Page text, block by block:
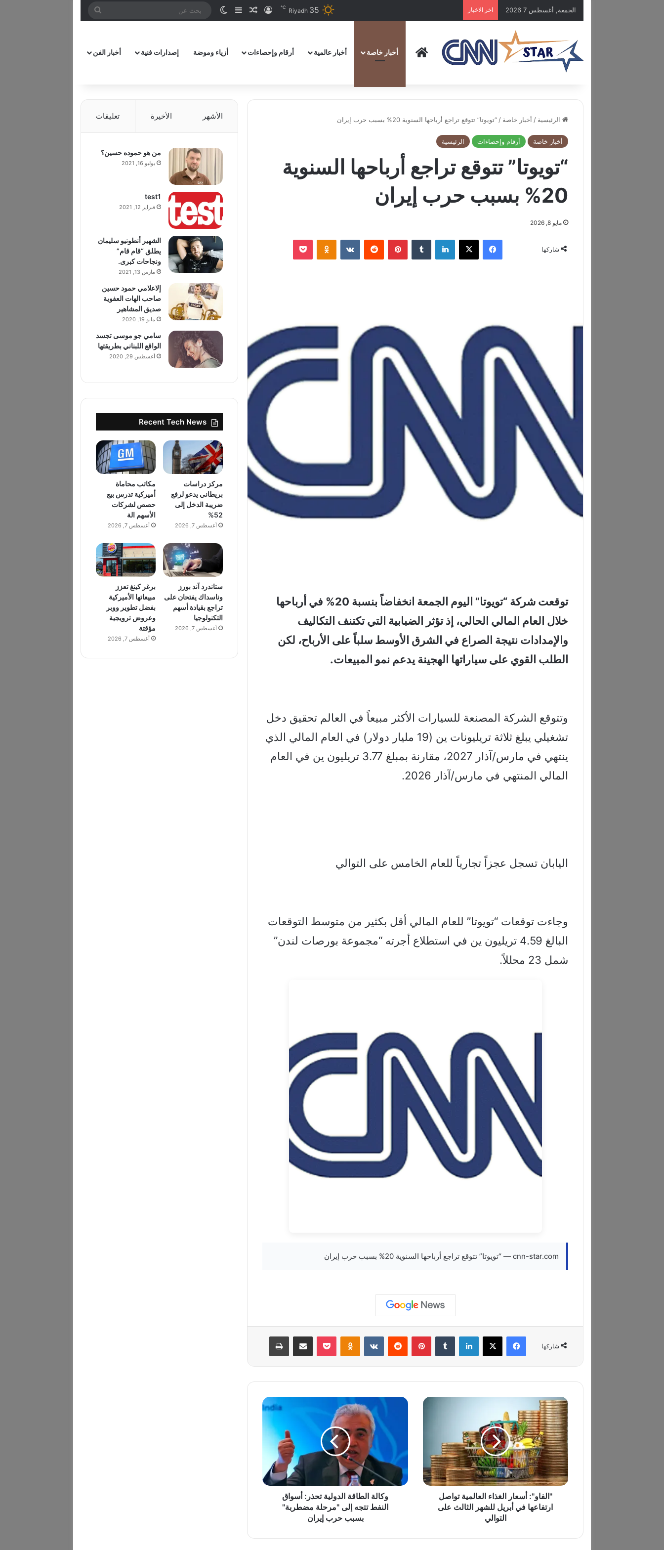
الجمعة, أغسطس 7 2026 اخر الاخبار Riyadh 35
℃ تسجيل الدخول
مقال عشوائي
إضافة عمود جانبي
الوضع المظلم
HOMEأخبار خاصة أخبار عالمية أرقام وإحصاءات أزياء وموضة إصدارات فنية أخبار الفن
الرئيسية / أخبار خاصة / “تويوتا” تتوقع تراجع أرباحها السنوية 20% بسبب حرب إيران
أخبار خاصة أرقام وإحصاءات الرئيسية
“تويوتا” تتوقع تراجع أرباحها السنوية
20% بسبب حرب إيران
مايو 8, 2026
شاركها
فيسبوك ‫X لينكدإن ‏Tumblr بينتيريست ‏Reddit
‏VKontakte
Odnoklassniki
‫Pocket
توقعت شركة “تويوتا” اليوم الجمعة انخفاضاً بنسبة 20% في أرباحها
خلال العام المالي الحالي، إذ تؤثر الضبابية التي تكتنف التكاليف
والإمدادات نتيجة الصراع في الشرق الأوسط سلباً على الأرباح، لكن
الطلب القوي على سياراتها الهجينة يدعم نمو المبيعات.
وتتوقع الشركة المصنعة للسيارات الأكثر مبيعاً في العالم تحقيق دخل
تشغيلي يبلغ ثلاثة تريليونات ين (19 مليار دولار) في العام المالي الذي
ينتهي في مارس/آذار 2027، مقارنة بمبلغ 3.77 تريليون ين في العام
المالي المنتهي في مارس/آذار 2026.
اليابان تسجل عجزاً تجارياً للعام الخامس على التوالي
وجاءت توقعات “تويوتا” للعام المالي أقل بكثير من متوسط التوقعات
البالغ 4.59 تريليون ين في استطلاع أجرته “مجموعة بورصات لندن”
شمل 23 محللاً.
cnn-star.com — “تويوتا” تتوقع تراجع أرباحها السنوية 20% بسبب حرب إيران
شاركها
فيسبوك ‫X لينكدإن ‏Tumblr بينتيريست ‏Reddit
‏VKontakte
Odnoklassniki
‫Pocket مشاركة عبر البريد طباعة
"
ا
ل
ف
ا
و
"
:
أ
ا
"الفاو": أسعار الغذاء العالمية تواصل
ارتفاعها في أبريل للشهر الثالث على
التوالي
و
ا
ط
ا
د
وكالة الطاقة الدولية تحذر: أسواق
النفط تتجه إلى "مرحلة مضطربة"
بسبب حرب إيران
الأشهر الأخيرة تعليقات
من هو حموده حسين؟
يوليو 16, 2021
test1
فبراير 12, 2021
الشهير أنطونيو سليمان
يطلق “قام قام”
ونجاحات كبرى.
مارس 13, 2021
إلاعلامي حمود حسين
صاحب الهات العفوية
صديق المشاهير
مايو 19, 2020
سامي جو موسى تجسد
الواقع اللبناني بطريقتها
أغسطس 29, 2020
Recent Tech News
مركز دراسات
بريطاني يدعو لرفع
ضريبة الدخل إلى
52%
أغسطس 7, 2026
مكاتب محاماة
أميركية تدرس بيع
حصص لشركات
الأسهم الة
أغسطس 7, 2026
ستاندرد آند بورز
وناسداك يفتحان على
تراجع بقيادة أسهم
التكنولوجيا
أغسطس 7, 2026
برغر كينغ تعزز
مبيعاتها الأميركية
بفضل تطوير ووبر
وعروض ترويجية
مؤقتة
أغسطس 7, 2026